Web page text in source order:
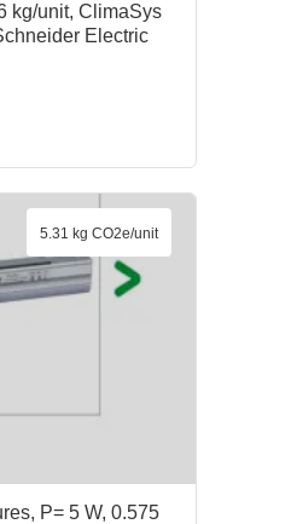
kg/unit, ClimaSys
Schneider Electric
P= 5 W, 0.575
5.31 kg CO2e/unit